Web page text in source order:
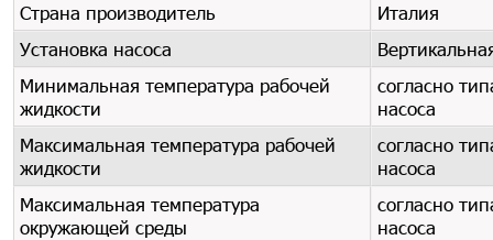
Страна производитель
Италия
Установка насоса
Минимальная температура рабочей
жидкости
согласно
насоса
Максимальная температура рабочей
жидкости
согласно
насоса
Максимальная температура
окружающей среды
согласно
насоса